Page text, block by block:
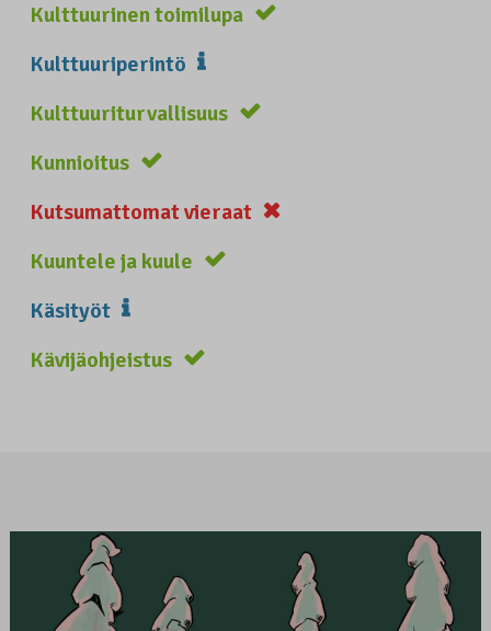
Kulttuurinen toimilupa
Kulttuuriperintö
Kulttuuriturvallisuus
Kunnioitus
Kutsumattomat vieraat
Kuuntele ja kuule
Käsityöt
Kävijäohjeistus